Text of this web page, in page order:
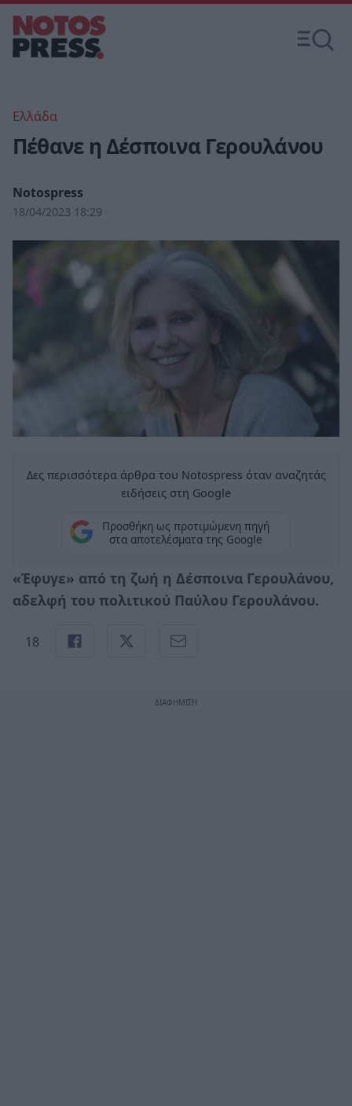
Ελλάδα
Πέθανε η Δέσποινα Γερουλάνου
Notospress
18/04/2023 18:29
Δες περισσότερα άρθρα του Notospress όταν αναζητάς
ειδήσεις στη Google
Προσθήκη ως προτιμώμενη πηγή
στα αποτελέσματα της Google
«Έφυγε» από τη ζωή η Δέσποινα Γερουλάνου,
αδελφή του πολιτικού Παύλου Γερουλάνου.
18